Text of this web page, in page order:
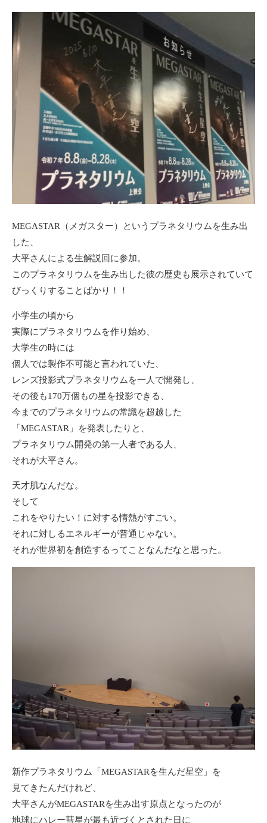
MEGASTAR（メガスター）というプラネタリウムを生み出
した、
大平さんによる生解説回に参加。
このプラネタリウムを生み出した彼の歴史も展示されていて
びっくりすることばかり！！
小学生の頃から
実際にプラネタリウムを作り始め、
大学生の時には
個人では製作不可能と言われていた、
レンズ投影式プラネタリウムを一人で開発し、
その後も170万個もの星を投影できる、
今までのプラネタリウムの常識を超越した
「MEGASTAR」を発表したりと、
プラネタリウム開発の第一人者である人、
それが大平さん。
天才肌なんだな。
そして
これをやりたい！に対する情熱がすごい。
それに対しるエネルギーが普通じゃない。
それが世界初を創造するってことなんだなと思った。
新作プラネタリウム「MEGASTARを生んだ星空」
を
見てきたんだけれど、
大平さんがMEGASTARを生み出す原点となったのが
地球にハレー彗星が最も近づくとされた日に